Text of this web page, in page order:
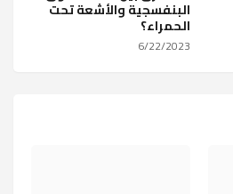
البنفسجية والأشعة تحت
الحمراء؟
6/22/2023